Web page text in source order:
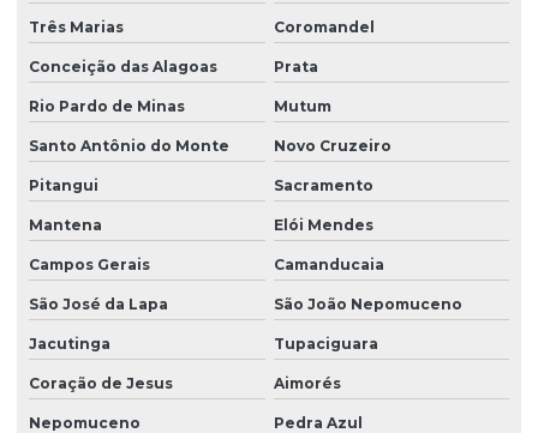
Três Marias Coromandel
Conceição das Alagoas Prata
Rio Pardo de Minas Mutum
Santo Antônio do Monte Novo Cruzeiro
Pitangui Sacramento
Mantena Elói Mendes
Campos Gerais Camanducaia
São José da Lapa São João Nepomuceno
Jacutinga Tupaciguara
Coração de Jesus Aimorés
Nepomuceno Pedra Azul